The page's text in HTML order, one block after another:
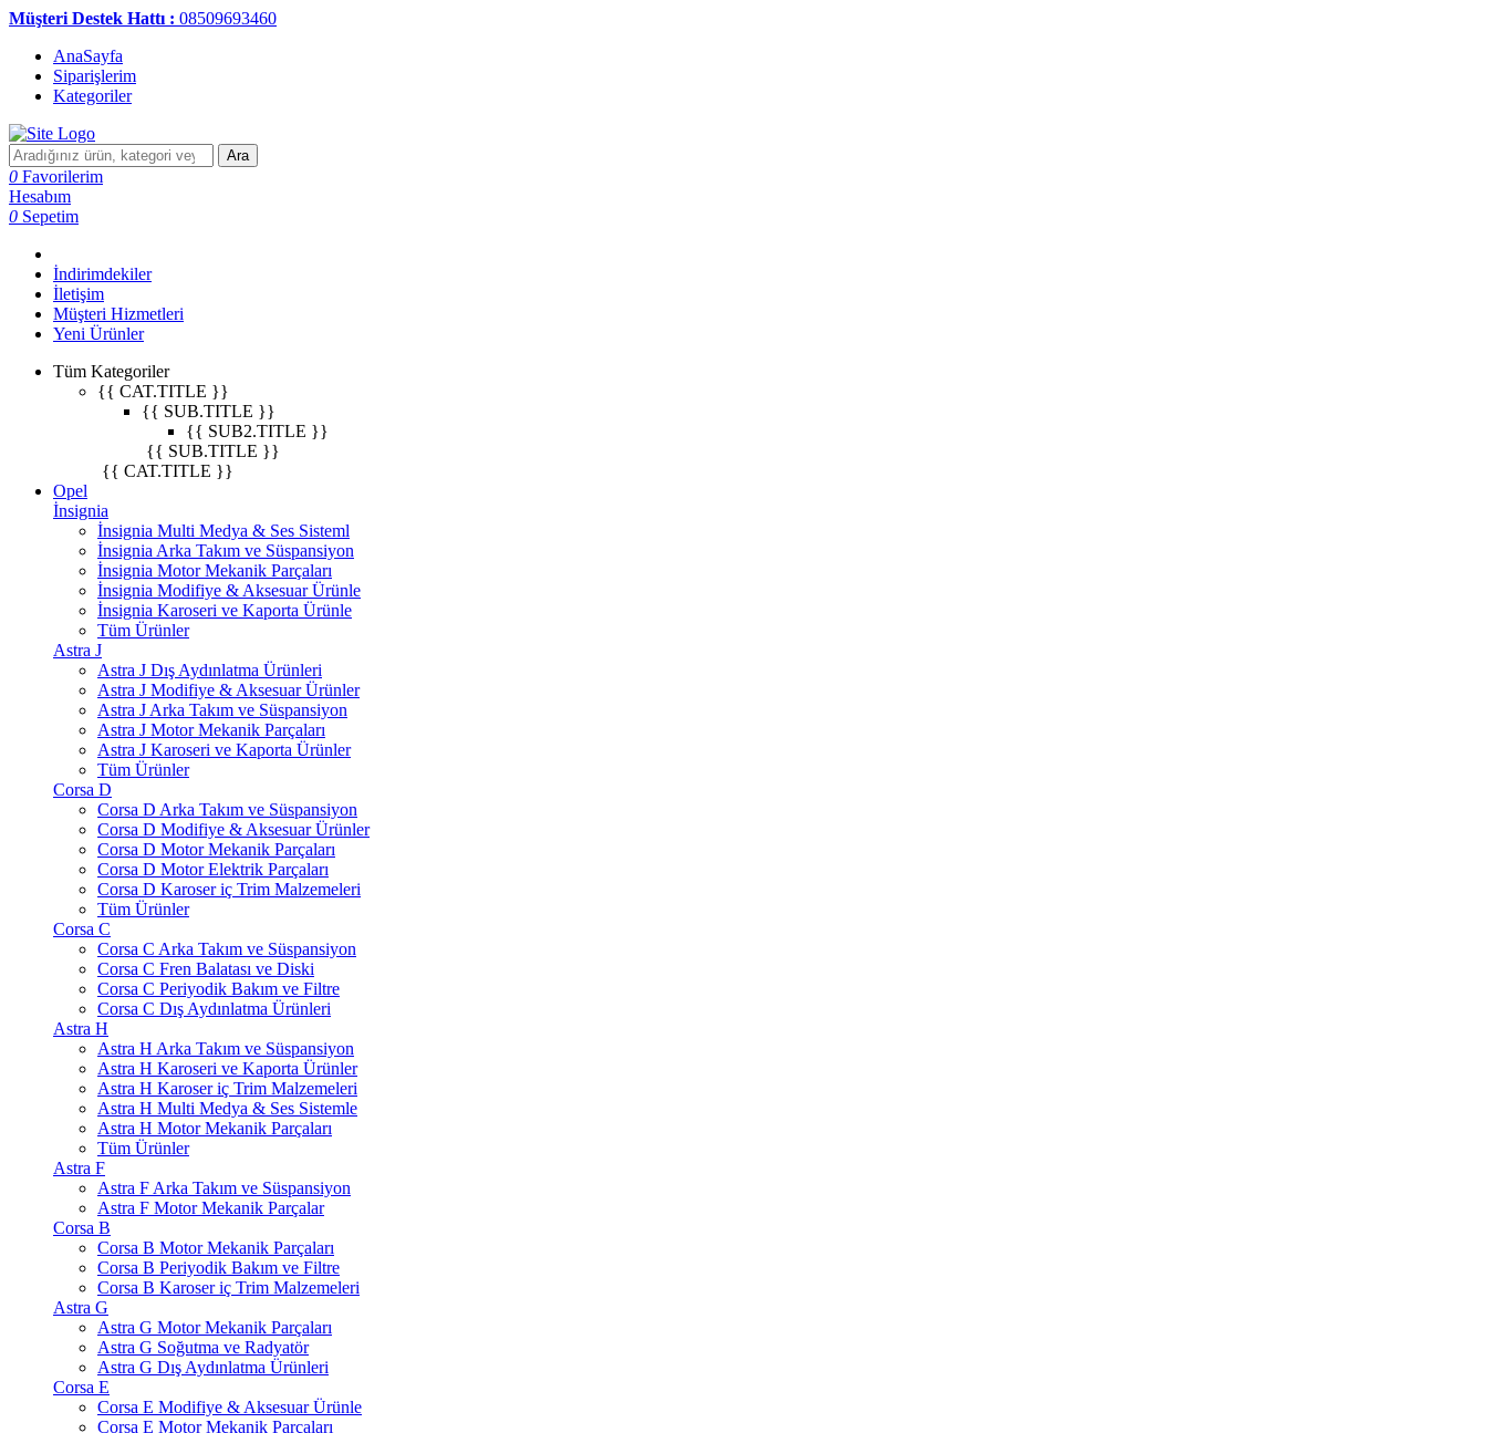
Müşteri Destek Hattı : 08509693460
AnaSayfa
Siparişlerim
Kategoriler
Ara
0 Favorilerim
Hesabım
0 Sepetim
İndirimdekiler
İletişim
Müşteri Hizmetleri
Yeni Ürünler
Tüm Kategoriler
{{ CAT.TITLE }}
{{ SUB.TITLE }}
{{ SUB2.TITLE }}
{{ SUB.TITLE }}
{{ CAT.TITLE }}
Opel
İnsignia
İnsignia Multi Medya & Ses Sisteml
İnsignia Arka Takım ve Süspansiyon
İnsignia Motor Mekanik Parçaları
İnsignia Modifiye & Aksesuar Ürünle
İnsignia Karoseri ve Kaporta Ürünle
Tüm Ürünler
Astra J
Astra J Dış Aydınlatma Ürünleri
Astra J Modifiye & Aksesuar Ürünler
Astra J Arka Takım ve Süspansiyon
Astra J Motor Mekanik Parçaları
Astra J Karoseri ve Kaporta Ürünler
Tüm Ürünler
Corsa D
Corsa D Arka Takım ve Süspansiyon
Corsa D Modifiye & Aksesuar Ürünler
Corsa D Motor Mekanik Parçaları
Corsa D Motor Elektrik Parçaları
Corsa D Karoser iç Trim Malzemeleri
Tüm Ürünler
Corsa C
Corsa C Arka Takım ve Süspansiyon
Corsa C Fren Balatası ve Diski
Corsa C Periyodik Bakım ve Filtre
Corsa C Dış Aydınlatma Ürünleri
Astra H
Astra H Arka Takım ve Süspansiyon
Astra H Karoseri ve Kaporta Ürünler
Astra H Karoser iç Trim Malzemeleri
Astra H Multi Medya & Ses Sistemle
Astra H Motor Mekanik Parçaları
Tüm Ürünler
Astra F
Astra F Arka Takım ve Süspansiyon
Astra F Motor Mekanik Parçalar
Corsa B
Corsa B Motor Mekanik Parçaları
Corsa B Periyodik Bakım ve Filtre
Corsa B Karoser iç Trim Malzemeleri
Astra G
Astra G Motor Mekanik Parçaları
Astra G Soğutma ve Radyatör
Astra G Dış Aydınlatma Ürünleri
Corsa E
Corsa E Modifiye & Aksesuar Ürünle
Corsa E Motor Mekanik Parçaları